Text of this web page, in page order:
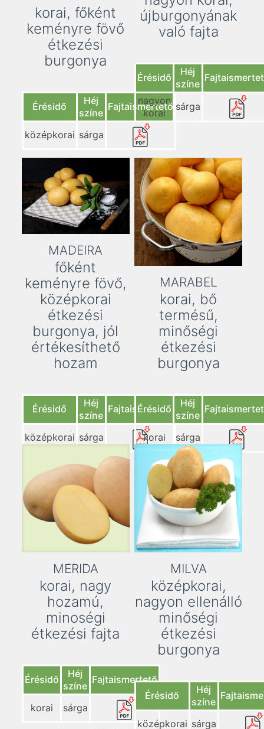
korai, főként
keményre fövő
étkezési
burgonya
Érésidő
Héj
színe
Fajtaismertető
középkorai sárga
újburgonyának
való fajta
Érésidő
Héj
színe
nagyon
korai
sárga
MADEIRA
főként
keményre fövő,
középkorai
étkezési
burgonya, jól
értékesíthető
hozam
Érésidő
Héj
színe
Fajtaismertető
középkorai sárga
MARABEL
korai, bő
termésű,
minőségi
étkezési
burgonya
Érésidő
Héj
színe
korai sárga
MERIDA
korai, nagy
hozamú,
minoségi
étkezési fajta
Érésidő
Héj
színe
Fajtaismertető
korai sárga
MILVA
középkorai,
nagyon ellenálló
minőségi
étkezési
burgonya
Érésidő
Héj
színe
középkorai sárga